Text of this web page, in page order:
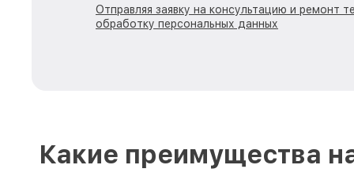
Отправляя заявку на консультацию и ремонт
обработку персональных данных
Какие преимущества